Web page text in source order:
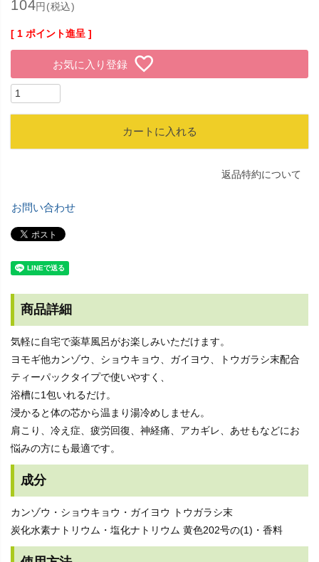
104円(税込)
[ 1 ポイント進呈 ]
お気に入り登録
カートに入れる
返品特約について
お問い合わせ
商品詳細
気軽に自宅で薬草風呂がお楽しみいただけます。
ヨモギ他カンゾウ、ショウキョウ、ガイヨウ、トウガラシ末配合
ティーパックタイプで使いやすく、
浴槽に1包いれるだけ。
浸かると体の芯から温まり湯冷めしません。
肩こり、冷え症、疲労回復、神経痛、アカギレ、あせもなどにお
悩みの方にも最適です。
成分
カンゾウ・ショウキョウ・ガイヨウ トウガラシ末
炭化水素ナトリウム・塩化ナトリウム 黄色202号の(1)・香料